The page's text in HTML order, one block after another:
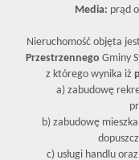
Media: prąd
Nieruchomość objęta
Przestrzennego Gminy
z którego wynika iż
a) zabudowę
b) zabudowę
c) usługi handlu